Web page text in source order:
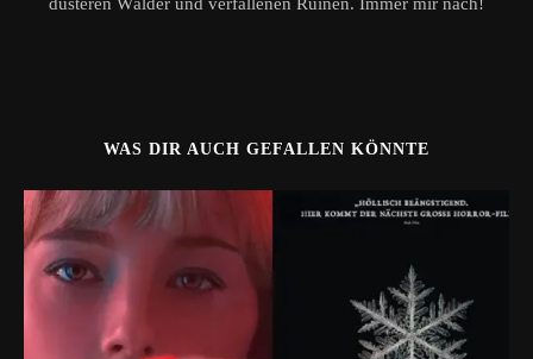
düsteren Wälder und verfallenen Ruinen. Immer mir nach!
WAS DIR AUCH GEFALLEN KÖNNTE